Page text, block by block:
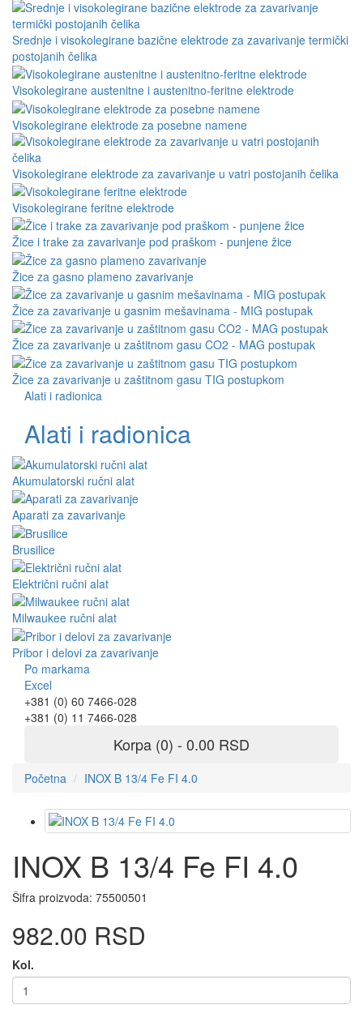
Srednje i visokolegirane bazične elektrode za zavarivanje termički
postojanih čelika
Visokolegirane austenitne i austenitno-feritne elektrode
Visokolegirane elektrode za posebne namene
Visokolegirane elektrode za zavarivanje u vatri postojanih čelika
Visokolegirane feritne elektrode
Žice i trake za zavarivanje pod praškom - punjene žice
Žice za gasno plameno zavarivanje
Žice za zavarivanje u gasnim mešavinama - MIG postupak
Žice za zavarivanje u zaštitnom gasu CO2 - MAG postupak
Žice za zavarivanje u zaštitnom gasu TIG postupkom
Alati i radionica
Alati i radionica
Akumulatorski ručni alat
Aparati za zavarivanje
Brusilice
Električni ručni alat
Milwaukee ručni alat
Pribor i delovi za zavarivanje
Po markama
Excel
+381 (0) 60 7466-028
+381 (0) 11 7466-028
Korpa (0) - 0.00 RSD
Početna INOX B 13/4 Fe FI 4.0
INOX B 13/4 Fe FI 4.0
Šifra proizvoda: 75500501
982.00 RSD
Kol.